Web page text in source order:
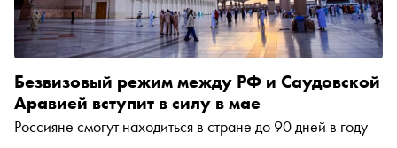
Безвизовый режим между РФ и Саудовской
Аравией вступит в силу в мае
Россияне смогут находиться в стране до 90 дней в году